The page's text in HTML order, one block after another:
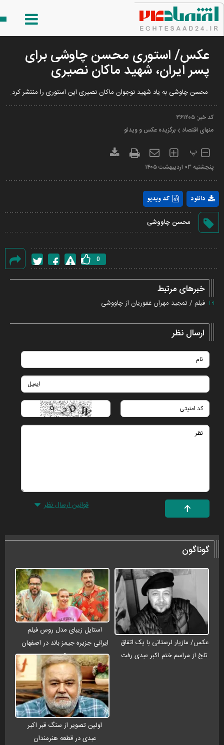
عکس/ استوری محسن چاوشی برای
پسر ایران، شهید ماکان نصیری
محسن چاوشی به یاد شهید نوجوان ماکان نصیری این استوری را منتشر کرد.
کد خبر: ۳۶۱۲۰۵
منهای اقتصاد
برگزیده عکس و ویدئو
پ
پنجشنبه ۰۳ ارديبهشت ۱۴۰۵
Video
کد ویدیو دانلود
محسن چاووشی
گزارش
0
خبرهای مرتبط
فیلم / تمجید مهران غفوریان از چاووشی
ارسال نظر
قوانین ارسال نظر
گوناگون
عکس/ مازیار لرستانی با یک اتفاق
تلخ از مراسم ختم اکبر عبدی رفت
استایل زیبای مدل روس فیلم
ایرانی جزیره جیمز باند در اصفهان
+ عکس
اولین تصویر از سنگ قبر اکبر
عبدی در قطعه هنرمندان